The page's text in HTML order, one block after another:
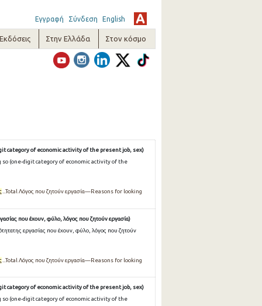
Εγγραφή Σύνδεση English
Στην Ελλάδα Στον κόσμο
category of economic activity of the present job, sex)
so (one-digit category of economic activity of the
...Total Λόγος που ζητούν εργασία—Reasons for looking
που έχουν, φύλο, λόγος που ζητούν εργασία)
εργασίας που έχουν, φύλο, λόγος που ζητούν
...Total Λόγος που ζητούν εργασία—Reasons for looking
category of economic activity of the present job, sex)
so (one-digit category of economic activity of the